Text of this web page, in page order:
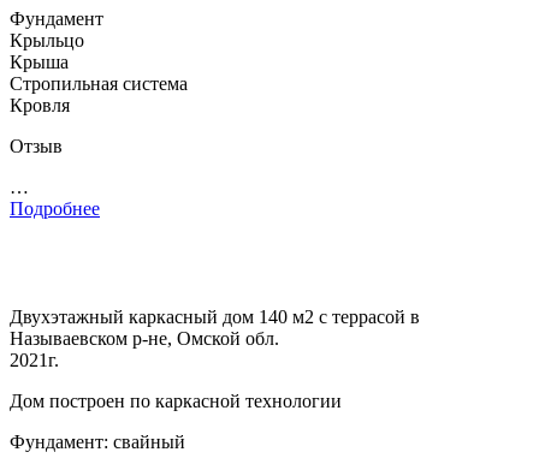
Фундамент
Крыльцо
Крыша
Стропильная система
Кровля
Отзыв
…
Подробнее
Двухэтажный каркасный дом 140 м2 с террасой в
Называевском р-не, Омской обл.
2021г.
Дом построен по каркасной технологии
Фундамент: свайный